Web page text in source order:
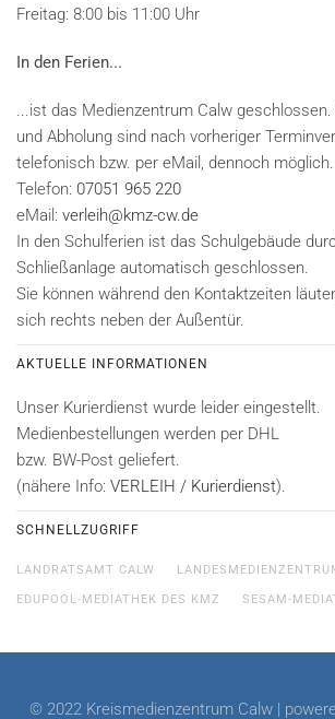
Freitag: 8:00 bis 11:00 Uhr
In den Ferien...
...ist das Medienzentrum Calw
und Abholung sind nach vorheriger
telefonisch bzw. per eMail, dennoch möglich.
Telefon: 07051 965 220
eMail: verleih@kmz-cw.de
In den Schulferien ist das Schulgebäude
Schließanlage automatisch geschlossen.
Sie können während den Kontaktzeiten
sich rechts neben der Außentür.
AKTUELLE INFORMATIONEN
Unser Kurierdienst wurde leider eingestellt.
Medienbestellungen werden per DHL
bzw. BW-Post geliefert.
(nähere Info: VERLEIH / Kurierdienst).
SCHNELLZUGRIFF
LANDRATSAMT CALW
EDUPOOL-MEDIATHEK DES KMZ SESAM-
© 2022 Kreismedienzentrum Calw |